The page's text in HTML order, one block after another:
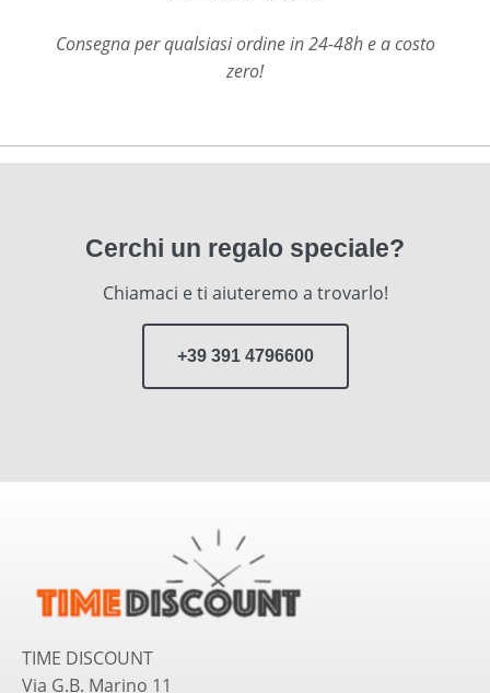
Consegna per qualsiasi ordine in 24-48h e a costo
zero!
Cerchi un regalo speciale?
Chiamaci e ti aiuteremo a trovarlo!
+39 391 4796600
TIME DISCOUNT
Via G.B. Marino 11